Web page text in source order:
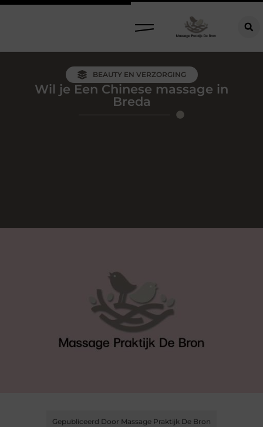
BEAUTY EN VERZORGING
Wil je Een Chinese massage in
Breda
Gepubliceerd Door Massage Praktijk De Bron